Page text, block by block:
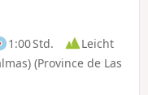
1:00 Std.
Leicht
(Province de Las